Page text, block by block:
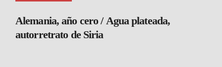
Alemania, año cero / Agua plateada,
autorretrato de Siria